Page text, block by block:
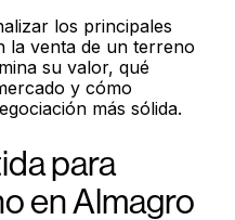
los principales
la venta de un terreno
su valor, qué
y cómo
más sólida.
para
en Almagro